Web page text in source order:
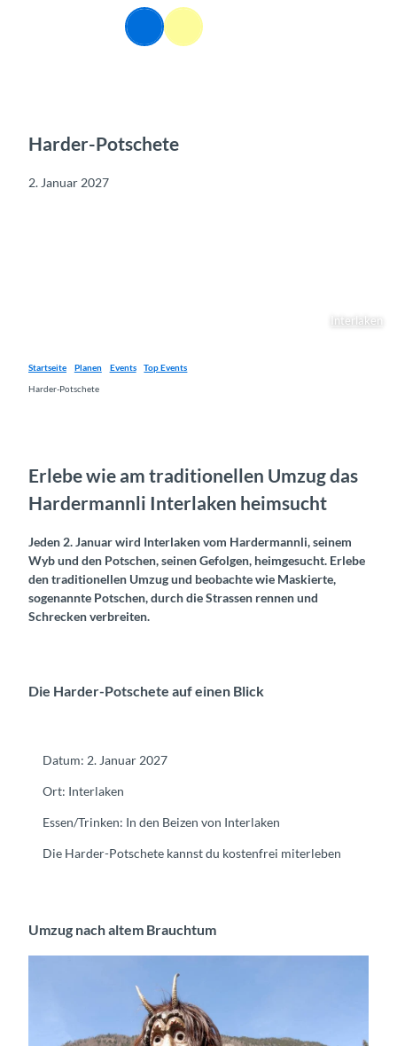
Suche Menü
Interlaken
Harder-Potschete
2. Januar 2027
Startseite Planen Events
Top Events
Harder-Potschete
Erlebe wie am traditionellen Umzug das
Hardermannli Interlaken heimsucht
Jeden 2. Januar wird Interlaken vom Hardermannli, seinem
Wyb und den Potschen, seinen Gefolgen, heimgesucht. Erlebe
den traditionellen Umzug und beobachte wie Maskierte,
sogenannte Potschen, durch die Strassen rennen und
Schrecken verbreiten.
Die Harder-Potschete auf einen Blick
Datum: 2. Januar 2027
Ort: Interlaken
Essen/Trinken: In den Beizen von Interlaken
Die Harder-Potschete kannst du kostenfrei miterleben
Umzug nach altem Brauchtum